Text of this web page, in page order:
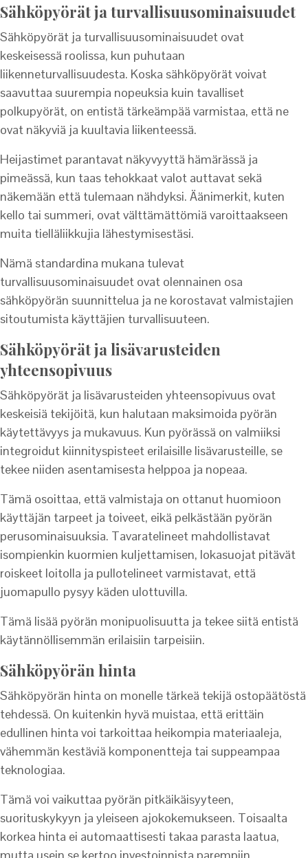
Sähköpyörät ja turvallisuusominaisuudet
Sähköpyörät ja turvallisuusominaisuudet ovat
keskeisessä roolissa, kun puhutaan
liikenneturvallisuudesta. Koska sähköpyörät voivat
saavuttaa suurempia nopeuksia kuin tavalliset
polkupyörät, on entistä tärkeämpää varmistaa, että ne
ovat näkyviä ja kuultavia liikenteessä.
Heijastimet parantavat näkyvyyttä hämärässä ja
pimeässä, kun taas tehokkaat valot auttavat sekä
näkemään että tulemaan nähdyksi. Äänimerkit, kuten
kello tai summeri, ovat välttämättömiä varoittaakseen
muita tielläliikkujia lähestymisestäsi.
Nämä standardina mukana tulevat
turvallisuusominaisuudet ovat olennainen osa
sähköpyörän suunnittelua ja ne korostavat valmistajien
sitoutumista käyttäjien turvallisuuteen.
Sähköpyörät ja lisävarusteiden
yhteensopivuus
Sähköpyörät ja lisävarusteiden yhteensopivuus ovat
keskeisiä tekijöitä, kun halutaan maksimoida pyörän
käytettävyys ja mukavuus. Kun pyörässä on valmiiksi
integroidut kiinnityspisteet erilaisille lisävarusteille, se
tekee niiden asentamisesta helppoa ja nopeaa.
Tämä osoittaa, että valmistaja on ottanut huomioon
käyttäjän tarpeet ja toiveet, eikä pelkästään pyörän
perusominaisuuksia. Tavaratelineet mahdollistavat
isompienkin kuormien kuljettamisen, lokasuojat pitävät
roiskeet loitolla ja pullotelineet varmistavat, että
juomapullo pysyy käden ulottuvilla.
Tämä lisää pyörän monipuolisuutta ja tekee siitä entistä
käytännöllisemmän erilaisiin tarpeisiin.
Sähköpyörän hinta
Sähköpyörän hinta on monelle tärkeä tekijä ostopäätöstä
tehdessä. On kuitenkin hyvä muistaa, että erittäin
edullinen hinta voi tarkoittaa heikompia materiaaleja,
vähemmän kestäviä komponentteja tai suppeampaa
teknologiaa.
Tämä voi vaikuttaa pyörän pitkäikäisyyteen,
suorituskykyyn ja yleiseen ajokokemukseen. Toisaalta
korkea hinta ei automaattisesti takaa parasta laatua,
mutta usein se kertoo investoinnista parempiin